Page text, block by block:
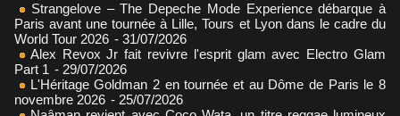
Strangelove – The Depeche Mode Experience débarque à
Paris avant une tournée à Lille, Tours et Lyon dans le cadre du
World Tour 2026 - 31/07/2026
Alex Revox Jr fait revivre l'esprit glam avec Electro Glam
Part 1 - 29/07/2026
L'Héritage Goldman 2 en tournée et au Dôme de Paris le 8
novembre 2026 - 25/07/2026